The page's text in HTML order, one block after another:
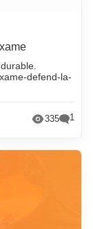
defend-la-
335 1